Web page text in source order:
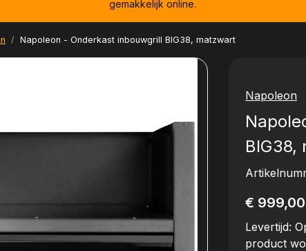
gemakkelijk online.
Napoleon - Onderkast inbouwgrill BIG38, matzwart
Napoleon
€ 999,00
Levertijd:
product